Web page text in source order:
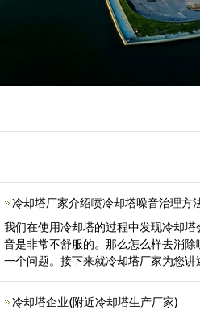
冷却塔厂家介绍喷冷却塔噪音治理方
我们在使用冷却塔的过程中发现冷却
音是非常不舒服的。那么怎么样去消
一个问题。接下来就冷却塔厂家为您讲
冷却塔企业(附近冷却塔生产厂家)